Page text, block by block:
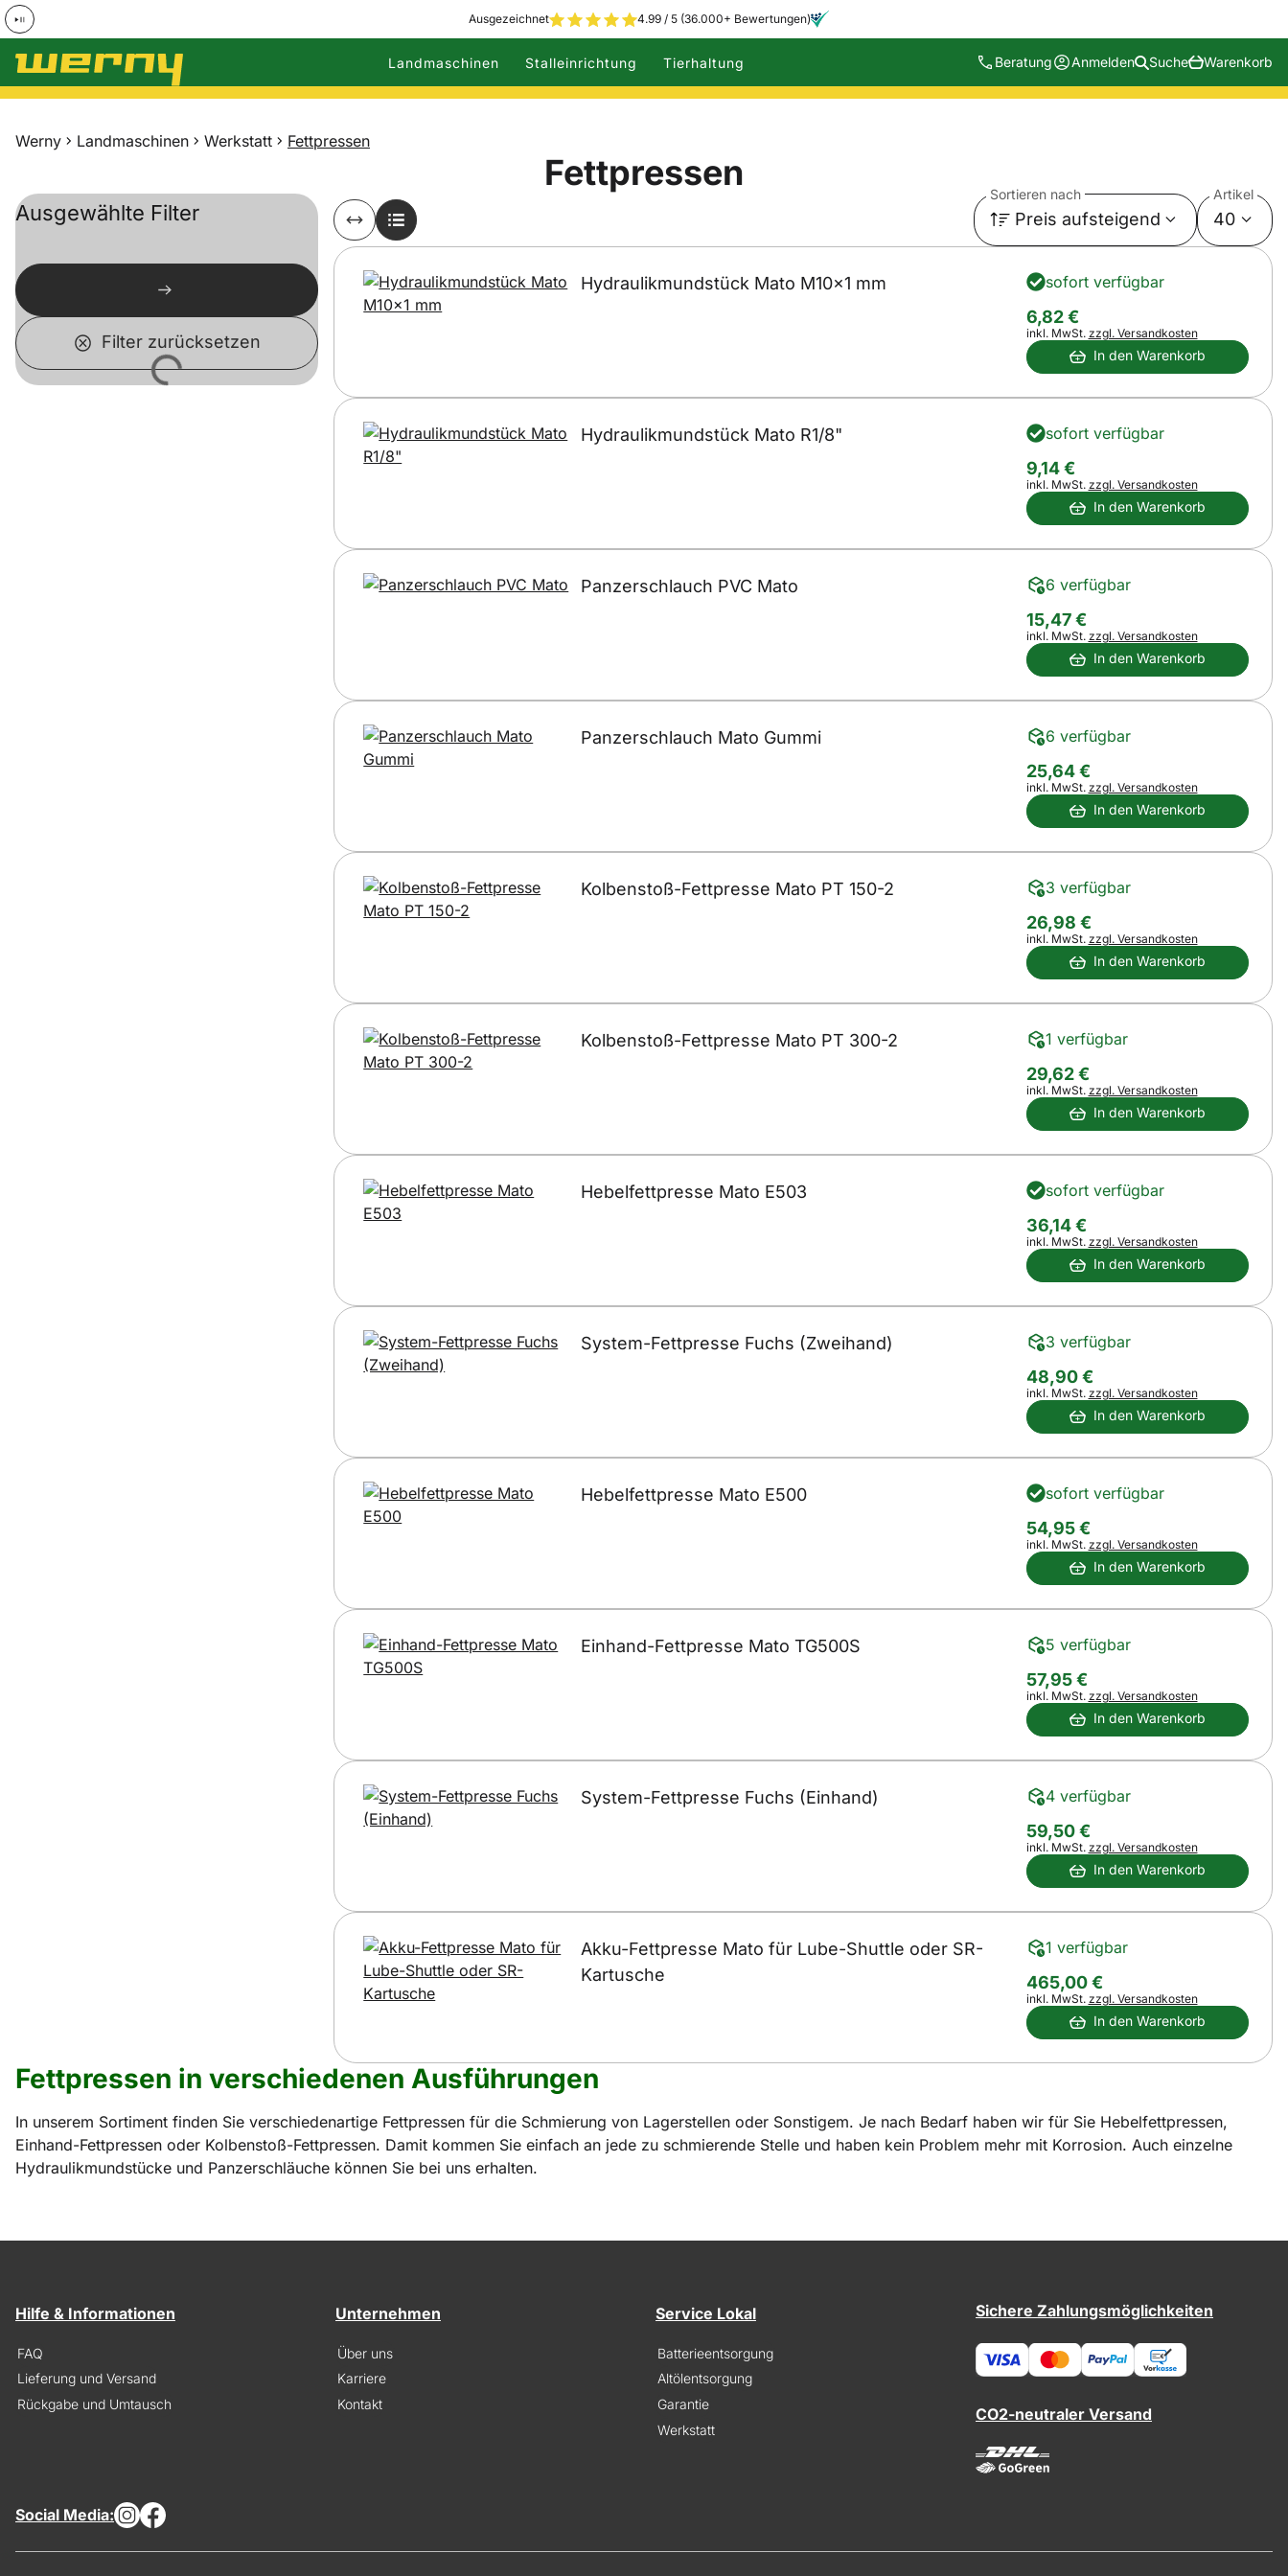
Ausgezeichnet 4.99 / 5 (36.000+ Bewertungen)
Zum Hauptinhalt springen
Landmaschinen Stalleinrichtung Tierhaltung Beratung Anmelden Suche Warenkorb
Werny Landmaschinen Werkstatt Fettpressen
Fettpressen
Lädt
Ausgewählte Filter
Filter zurücksetzen
Sortieren nach
Preis aufsteigend
Artikel
40
Hydraulikmundstück Mato M10x1 mm sofort verfügbar
6,82€
Steuerhinweis:
inkl. MwSt. zzgl. Versandkosten
In den Warenkorb
Hydraulikmundstück Mato R1/8" sofort verfügbar
9,14€
Steuerhinweis:
inkl. MwSt. zzgl. Versandkosten
In den Warenkorb
Panzerschlauch PVC Mato 6 verfügbar
15,47€
Steuerhinweis:
inkl. MwSt. zzgl. Versandkosten
In den Warenkorb
Panzerschlauch Mato Gummi 6 verfügbar
25,64€
Steuerhinweis:
inkl. MwSt. zzgl. Versandkosten
In den Warenkorb
Kolbenstoß-Fettpresse Mato PT 150-2 3 verfügbar
26,98 €
Steuerhinweis:
inkl. MwSt. zzgl. Versandkosten
In den Warenkorb
Kolbenstoß-Fettpresse Mato PT 300-2 1 verfügbar
29,62€
Steuerhinweis:
inkl. MwSt. zzgl. Versandkosten
In den Warenkorb
Hebelfettpresse Mato E503 sofort verfügbar
36,14€
Steuerhinweis:
inkl. MwSt. zzgl. Versandkosten
In den Warenkorb
System-Fettpresse Fuchs (Zweihand) 3 verfügbar
48,90€
Steuerhinweis:
inkl. MwSt. zzgl. Versandkosten
In den Warenkorb
Hebelfettpresse Mato E500 sofort verfügbar
54,95€
Steuerhinweis:
inkl. MwSt. zzgl. Versandkosten
In den Warenkorb
Einhand-Fettpresse Mato TG500S 5 verfügbar
57,95€
Steuerhinweis:
inkl. MwSt. zzgl. Versandkosten
In den Warenkorb
System-Fettpresse Fuchs (Einhand) 4 verfügbar
59,50€
Steuerhinweis:
inkl. MwSt. zzgl. Versandkosten
In den Warenkorb
Akku-Fettpresse Mato für Lube-Shuttle oder SR-
Kartusche
1 verfügbar
465,00€
Steuerhinweis:
inkl. MwSt. zzgl. Versandkosten
In den Warenkorb
Fettpressen in verschiedenen Ausführungen
In unserem Sortiment finden Sie verschiedenartige Fettpressen für die Schmierung von Lagerstellen oder Sonstigem. Je nach Bedarf haben wir für Sie Hebelfettpressen,
Einhand-Fettpressen oder Kolbenstoß-Fettpressen. Damit kommen Sie einfach an jede zu schmierende Stelle und haben kein Problem mehr mit Korrosion. Auch einzelne
Hydraulikmundstücke und Panzerschläuche können Sie bei uns erhalten.
Hilfe & Informationen
FAQ
Lieferung und Versand
Rückgabe und Umtausch
Unternehmen
Über uns
Karriere
Kontakt
Service Lokal
Batterieentsorgung
Altölentsorgung
Garantie
Werkstatt
Sichere Zahlungsmöglichkeiten
CO2-neutraler Versand
Social Media: